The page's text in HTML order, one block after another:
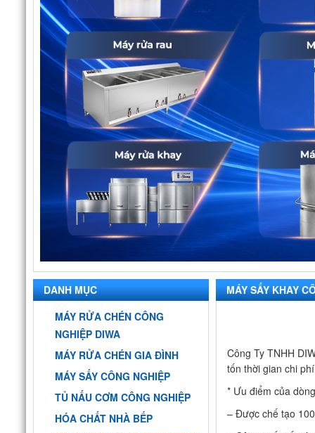
DANH MỤC
MÁY RỬA CHÉN CÔNG
NGHIỆP DIWA
MÁY RỬA CHÉN GIA ĐÌNH
MÁY SẤY CÔNG NGHIỆP
TỦ NẤU CƠM CÔNG NGHIỆP
HÓA CHẤT NHÀ BẾP
MÁY SẤY KHAY
Công Ty TNHH
tốn thời gian chi
* Ưu điểm của
– Được chế tạo